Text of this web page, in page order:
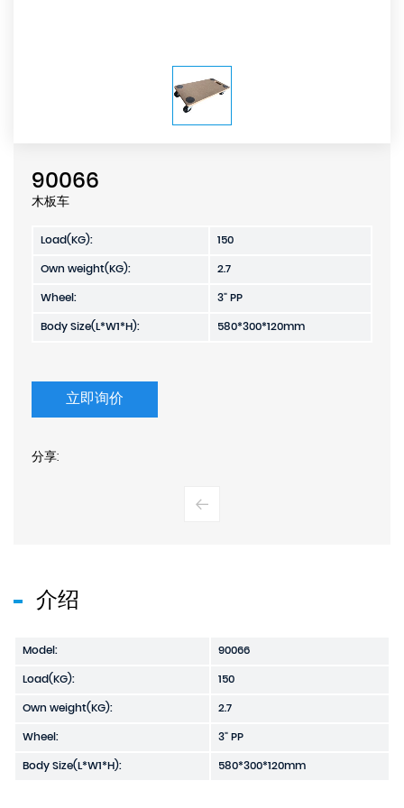
90066
木板车
Load(KG):
150
Own weight(KG):
2.7
Wheel:
3" PP
Body Size(L*W1*H):
580*300*120mm
立即询价
分享:
介绍
Model:
90066
Load(KG):
150
Own weight(KG):
2.7
Wheel:
3" PP
Body Size(L*W1*H):
580*300*120mm